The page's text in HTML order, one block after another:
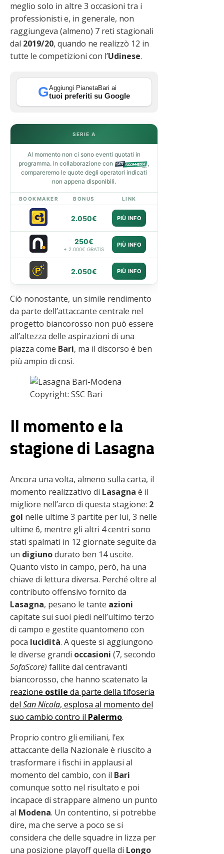
meglio solo in altre 3 occasioni tra i
professionisti e, in generale, non
raggiungeva (almeno) 7 reti stagionali
dal 2019/20, quando ne realizzò 12 in
tutte le competizioni con l’Udinese.
GAggiungi PianetaBari ai
tuoi preferiti su Google
SERIE A
Al momento non ci sono eventi quotati in
programma. In collaborazione con
,
compareremo le quote degli operatori indicati
non appena disponibili.
BOOKMAKER BONUS LINK
2.050€ PIÙ INFO
250€
+ 2.000€ GRATIS
PIÙ INFO
2.050€ PIÙ INFO
Ciò nonostante, un simile rendimento
da parte dell’attaccante centrale nel
progetto biancorosso non può essere
all’altezza delle aspirazioni di una
piazza come Bari, ma il discorso è ben
più ampio di così.
Copyright: SSC Bari
Il momento e la
stagione di Lasagna
Ancora una volta, almeno sulla carta, il
momento realizzativo di Lasagna è il
migliore nell’arco di questa stagione: 2
gol nelle ultime 3 partite per lui, 3 nelle
ultime 6, mentre gli altri 4 centri sono
stati spalmati in 12 giornate seguite da
un digiunodurato ben 14 uscite.
Quanto visto in campo, però, ha una
chiave di lettura diversa. Perché oltre al
contributo offensivo fornito da
Lasagna, pesano le tante azioni
capitate sui suoi piedi nell’ultimo terzo
di campo e gestite quantomeno con
poca lucidità. A queste si aggiungono
le diverse grandi occasioni (7, secondo
SofaScore) fallite dal centravanti
biancorosso, che hanno scatenato la
reazione ostile da parte della tifoseria
del San Nicola, esplosa al momento del
suo cambio contro il Palermo.
Proprio contro gli emiliani, l’ex
attaccante della Nazionale è riuscito a
trasformare i fischi in applausi al
momento del cambio, con il Bari
comunque sotto nel risultato e poi
incapace di strappare almeno un punto
al Modena. Un contentino, si potrebbe
dire, ma che serve a poco se si
considera che delle squadre in lizza per
una posizione playoff quella di Longo